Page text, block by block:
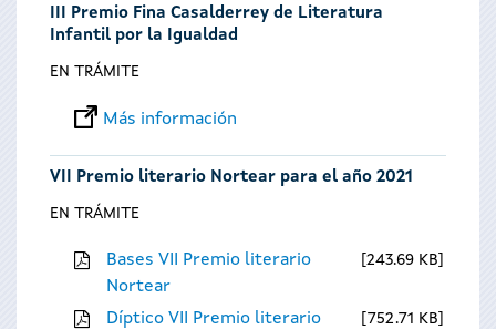
III Premio Fina Casalderrey de Literatura
Infantil por la Igualdad
EN TRÁMITE
Más información
VII Premio literario Nortear para el año 2021
EN TRÁMITE
Bases VII Premio literario
Nortear
243.69 KB
Díptico VII Premio literario
752.71 KB